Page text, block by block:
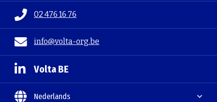
02 476 16 76
info@volta-org.be
Volta BE
Nederlands